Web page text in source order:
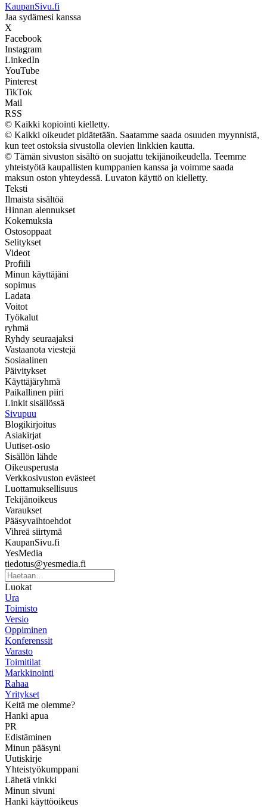
KaupanSivu.fi
Jaa sydämesi kanssa
X
Facebook
Instagram
LinkedIn
YouTube
Pinterest
TikTok
Mail
RSS
© Kaikki kopiointi kielletty.
© Kaikki oikeudet pidätetään. Saatamme saada osuuden myynnistä,
kun teet ostoksia sivustolla olevien linkkien kautta.
© Tämän sivuston sisältö on suojattu tekijänoikeudella. Teemme
yhteistyötä kaupallisten kumppanien kanssa ja voimme saada
maksun oston yhteydessä. Luvaton käyttö on kielletty.
Teksti
Ilmaista sisältöä
Hinnan alennukset
Kokemuksia
Ostosoppaat
Selitykset
Videot
Profiili
Minun käyttäjäni
sopimus
Ladata
Voitot
Työkalut
ryhmä
Ryhdy seuraajaksi
Vastaanota viestejä
Sosiaalinen
Päivitykset
Käyttäjäryhmä
Paikallinen piiri
Linkit sisällössä
Sivupuu
Blogikirjoitus
Asiakirjat
Uutiset-osio
Sisällön lähde
Oikeusperusta
Verkkosivuston evästeet
Luottamuksellisuus
Tekijänoikeus
Varaukset
Pääsyvaihtoehdot
Vihreä siirtymä
KaupanSivu.fi
YesMedia
tiedotus@yesmedia.fi
Luokat
Ura
Toimisto
Versio
Oppiminen
Konferenssit
Varasto
Toimitilat
Markkinointi
Rahaa
Yritykset
Keitä me olemme?
Hanki apua
PR
Edistäminen
Minun pääsyni
Uutiskirje
Yhteistyökumppani
Lähetä vinkki
Minun sivuni
Hanki käyttöoikeus